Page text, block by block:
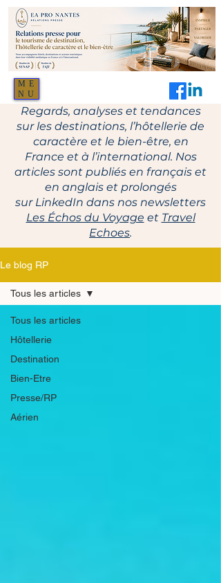
ME
NU
Regards, analyses et tendances
sur les destinations, l’hôtellerie de
caractère et le bien-être, en
France et à l’international. Nos
articles sont publiés en français et
en anglais et prolongés
sur LinkedIn dans nos newsletters
Les Échos du Voyage et Travel
Echoes.
Le blog RP
Tous les articles
Hôtellerie
Destination
Bien-Etre
Presse/RP
Aérien
Tous les articles